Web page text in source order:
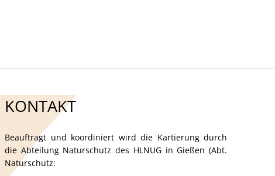
Kultur- Termine - Veranstaltungen
KONTAKT
Beauftragt und koordiniert wird die Kartierung durch
die Abteilung Naturschutz des HLNUG in Gießen (Abt.
Naturschutz: